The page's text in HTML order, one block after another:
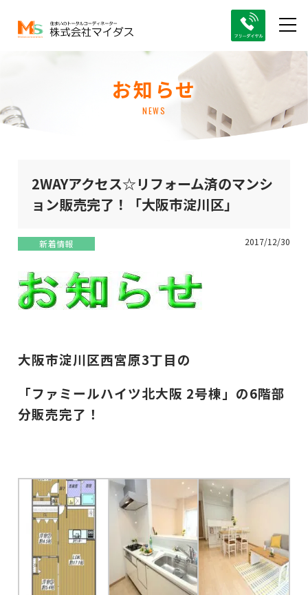
お知らせ
NEWS
2WAYアクセス☆リフォーム済のマンシ
ョン販売完了！「大阪市淀川区」
新着情報 2017/12/30
大阪市淀川区西宮原3丁目の
「ファミールハイツ北大阪 2号棟」の6階部
分販売完了！